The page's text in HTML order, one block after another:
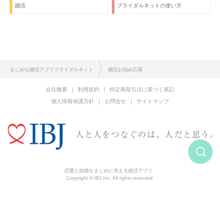
婚活 ブライダルネットの使い方
まじめな婚活アプリブライダルネット 婚活お悩み広場
会社概要 利用規約
特定商取引法に基づく表記
個人情報保護方針
お問合せ サイトマップ
恋愛と結婚をまじめに考える婚活アプリ
Copyright © IBJ Inc. All rights reserved.